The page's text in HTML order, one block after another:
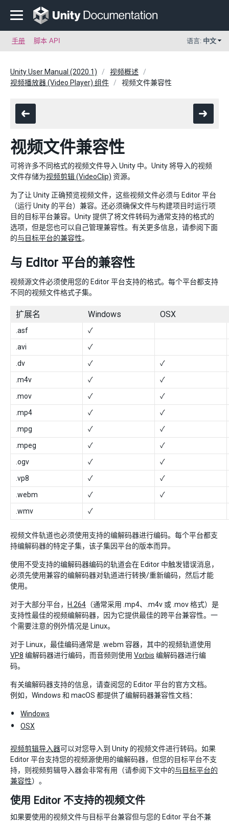
手册 脚本 API 语言: 中文
Unity User Manual (2020.1)
视频概述
视频播放器 (Video Player) 组件
视频文件兼容性
视频文件兼容性
可将许多不同格式的视频文件导入 Unity 中。Unity 将导入的视频
文件存储为视频剪辑 (VideoClip) 资源。
为了让 Unity 正确预览视频文件，这些视频文件必须与 Editor 平台
（运行 Unity 的平台）兼容。还必须确保文件与构建项目时运行项
目的目标平台兼容。Unity 提供了将文件转码为通常支持的格式的
选项，但是您也可以自己管理兼容性。有关更多信息，请参阅下面
的与目标平台的兼容性。
与 Editor 平台的兼容性
视频源文件必须使用您的 Editor 平台支持的格式。每个平台都支持
不同的视频文件格式子集。
扩展名 Windows OSX
.asf
✓
.avi
✓
.dv
✓
✓
.m4v
✓
✓
.mov
✓
✓
.mp4
✓
✓
.mpg
✓
✓
.mpeg
✓
✓
.ogv
✓
✓
.vp8
✓
✓
.webm
✓
✓
.wmv
✓
视频文件轨道也必须使用支持的编解码器进行编码。每个平台都支
持编解码器的特定子集，该子集因平台的版本而异。
使用不受支持的编解码器编码的轨道会在 Editor 中触发错误消息，
必须先使用兼容的编解码器对轨道进行转换/重新编码，然后才能
使用。
对于大部分平台， H.264 （通常采用 .mp4、.m4v 或 .mov 格式）是
支持性最佳的视频编解码器，因为它提供最佳的跨平台兼容性。一
个需要注意的例外情况是 Linux。
对于 Linux，最佳编码通常是 .webm 容器，其中的视频轨道使用
VP8 编解码器进行编码，而音频则使用 Vorbis 编解码器进行编
码。
有关编解码器支持的信息，请查阅您的 Editor 平台的官方文档。
例如，Windows 和 macOS 都提供了编解码器兼容性文档：
Windows
OSX
视频剪辑导入器可以对您导入到 Unity 的视频文件进行转码。如果
Editor 平台支持您的视频源使用的编解码器，但您的目标平台不支
持，则视频剪辑导入器会非常有用（请参阅下文中的与目标平台的
兼容性）。
使用 Editor 不支持的视频文件
如果要使用的视频文件与目标平台兼容但与您的 Editor 平台不兼